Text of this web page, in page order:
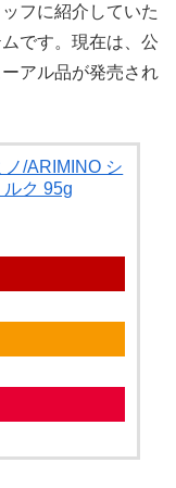
フに紹介していた
です。現在は、公
アル品が発売され
ノ/ARIMINO シ
ク 95g